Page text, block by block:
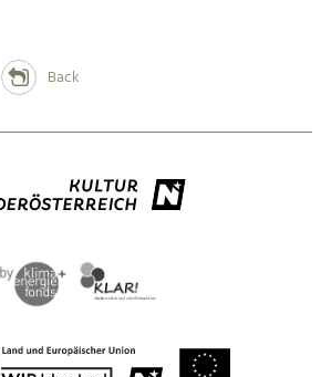
Back